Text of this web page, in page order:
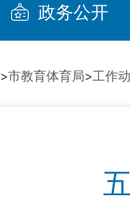
政务公开
>市教育体育局>工作
五